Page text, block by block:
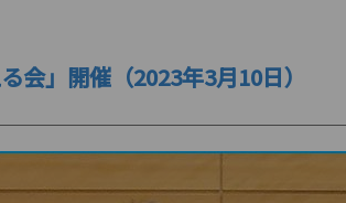
会」開催（2023年3月10日）